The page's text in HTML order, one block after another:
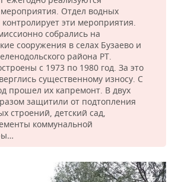
Отдел водных
контролирует эти мероприятия.
собрались на
сооружения в селах Бузаево и
района РТ.
с 1973 по 1980 год. За это
существенному износу. С
прошел их капремонт. В двух
защитили от подтопления
строений, детский сад,
коммунальной